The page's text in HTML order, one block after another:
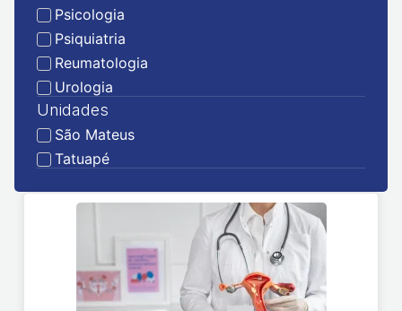
Psicologia
Psiquiatria
Reumatologia
Urologia
Unidades
São Mateus
Tatuapé